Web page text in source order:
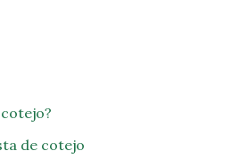
de cotejo